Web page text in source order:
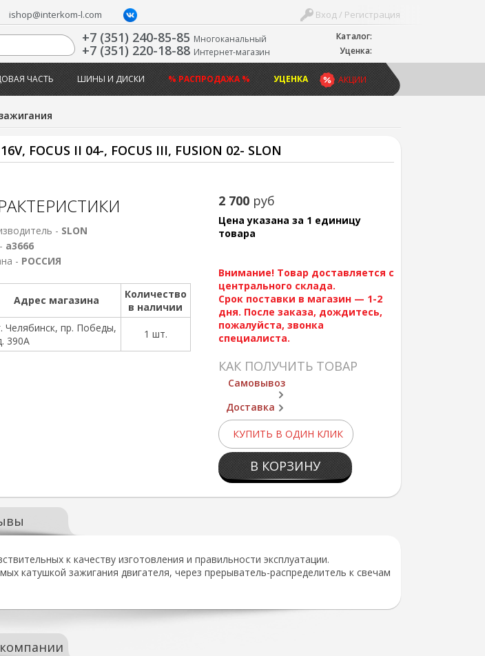
Каталог:
Уценка:
Вход / Регистрация
ishop@interkom-l.com
+7 (351) 240-85-85 Многоканальный
+7 (351) 220-18-88 Интернет-магазин
АКЦИИ
ЧАСТЬ ШИНЫ И ДИСКИ % РАСПРОДАЖА % УЦЕНКА
FOCUS II 04-, FOCUS III, FUSION 02- SLON
2 700 руб
Цена указана за 1 единицу
товара
Внимание! Товар доставляется с
центрального склада.
Срок поставки в магазин — 1-2
дня. После заказа, дождитесь,
пожалуйста, звонка
специалиста.
КАК ПОЛУЧИТЬ ТОВАР
Самовывоз
Доставка
КУПИТЬ В ОДИН КЛИК
В КОРЗИНУ
- SLON
а3666
- РОССИЯ
Адрес магазина
Количество
в наличии
Челябинск, пр. Победы,
390А
1 шт.
к качеству изготовления и правильности эксплуатации.
катушкой зажигания двигателя, через прерыватель-распределитель к свечам